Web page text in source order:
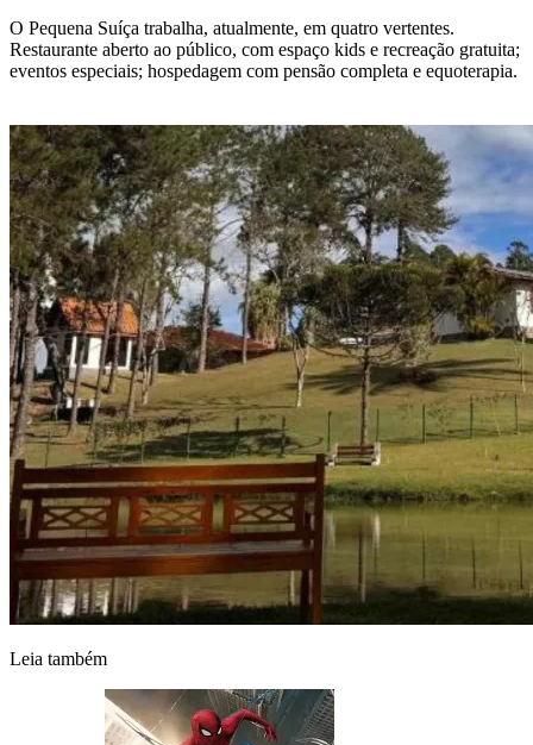
O Pequena Suíça trabalha, atualmente, em quatro vertentes.
Restaurante aberto ao público, com espaço kids e recreação gratuita;
eventos especiais; hospedagem com pensão completa e equoterapia.
Leia também